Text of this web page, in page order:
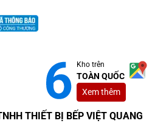
Kho trên
TOÀN QUỐC
Xem thêm
THIẾT BỊ BẾP VIỆT QUANG